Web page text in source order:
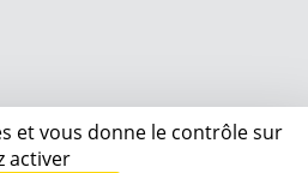
et vous donne le contrôle sur
activer